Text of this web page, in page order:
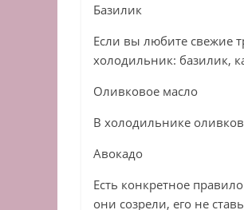
Базилик
Если вы любите свежие
холодильник: базилик,
Оливковое масло
В холодильнике
Авокадо
Есть конкретное
они созрели, его не